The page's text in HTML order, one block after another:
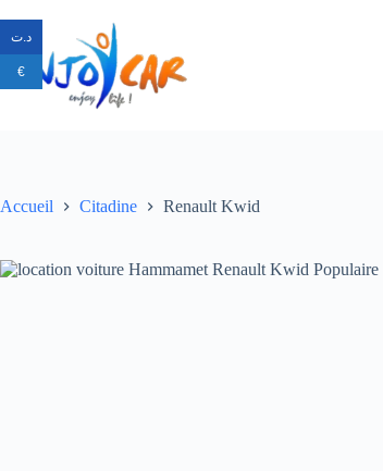
Accueil Citadine Renault Kwid
د.ت
€